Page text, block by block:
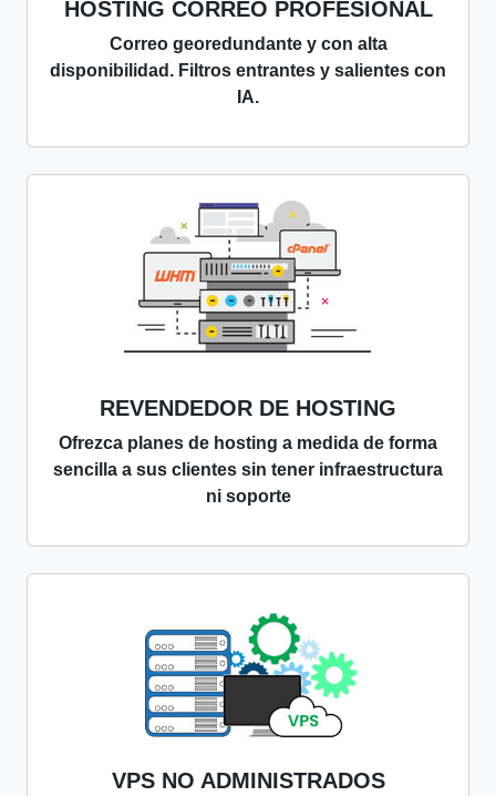
HOSTING CORREO PROFESIONAL
Correo georedundante y con alta
disponibilidad. Filtros entrantes y salientes con
IA.
REVENDEDOR DE HOSTING
Ofrezca planes de hosting a medida de forma
sencilla a sus clientes sin tener infraestructura
ni soporte
VPS NO ADMINISTRADOS